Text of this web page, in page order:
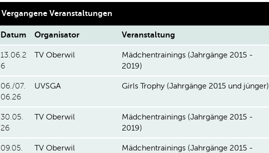
Vergangene Veranstaltungen
Datum Organisator Veranstaltung
13.06.2
6
TV Oberwil
Mädchentrainings (Jahrgänge 2015 -
2019)
06./07.
06.26
UVSGA Girls Trophy (Jahrgänge 2015 und jünger)
30.05.
26
TV Oberwil
Mädchentrainings (Jahrgänge 2015 -
2019)
09.05.
TV Oberwil
Mädchentrainings (Jahrgänge 2015 -